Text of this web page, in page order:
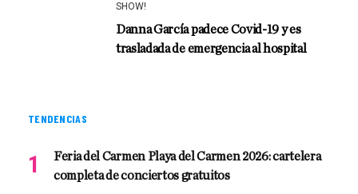
SHOW!
Danna García padece Covid-19 y es
trasladada de emergencia al hospital
TENDENCIAS
Feria del Carmen Playa del Carmen 2026: cartelera
completa de conciertos gratuitos